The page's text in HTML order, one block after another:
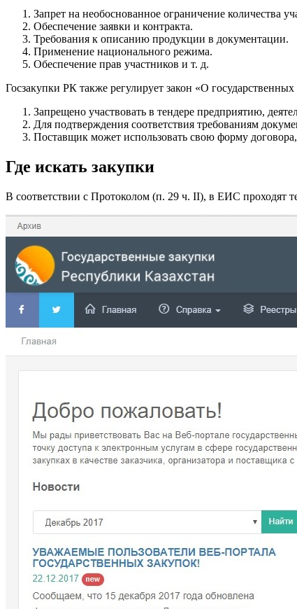
Запрет на необоснованное ограничение количества
Обеспечение заявки и контракта.
Требования к описанию продукции в документации.
Применение национального режима.
Обеспечение прав участников и т. д.
Госзакупки РК также регулирует закон «О
Запрещено участвовать в тендере предприятию,
Для подтверждения соответствия требованиям
Поставщик может использовать свою форму договора,
Где искать закупки
В соответствии с Протоколом (п. 29 ч. II), в ЕИС проходят